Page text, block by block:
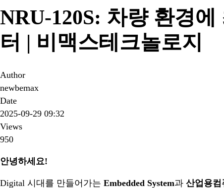
NRU-120S: 차량 환경
터 | 비맥스테크놀로지
Author
newbemax
Date
2025-09-29 09:32
Views
950
안녕하세요!
Digital 시대를 만들어가는 Embedded System과 산업용컴